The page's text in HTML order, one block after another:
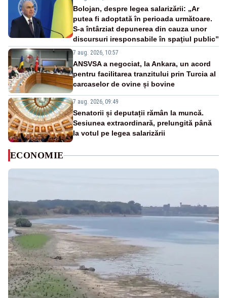
Bolojan, despre legea salarizării: „Ar
putea fi adoptată în perioada următoare.
S-a întârziat depunerea din cauza unor
discursuri iresponsabile în spaţiul public”
7 aug. 2026, 10:57
ANSVSA a negociat, la Ankara, un acord
pentru facilitarea tranzitului prin Turcia al
carcaselor de ovine și bovine
7 aug. 2026, 09:49
Senatorii și deputații rămân la muncă.
Sesiunea extraordinară, prelungită până
la votul pe legea salarizării
ECONOMIE